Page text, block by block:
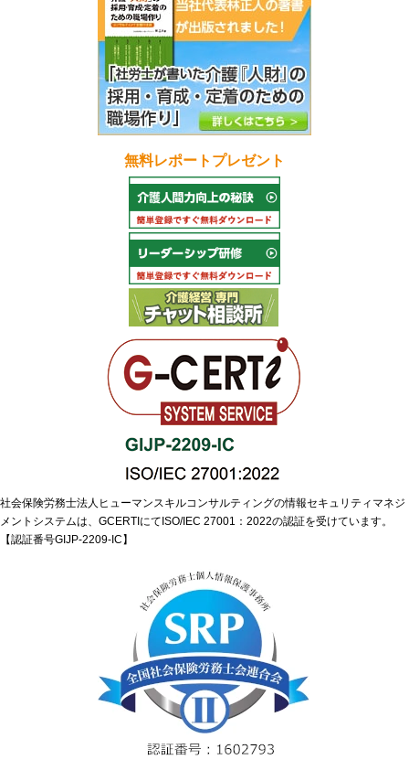
無料レポートプレゼント
社会保険労務士法人ヒューマンスキルコンサルティングの情報セキュリティマネジ
メントシステムは、GCERTIにてISO/IEC 27001：2022の認証を受けています。
【認証番号GIJP-2209-IC】